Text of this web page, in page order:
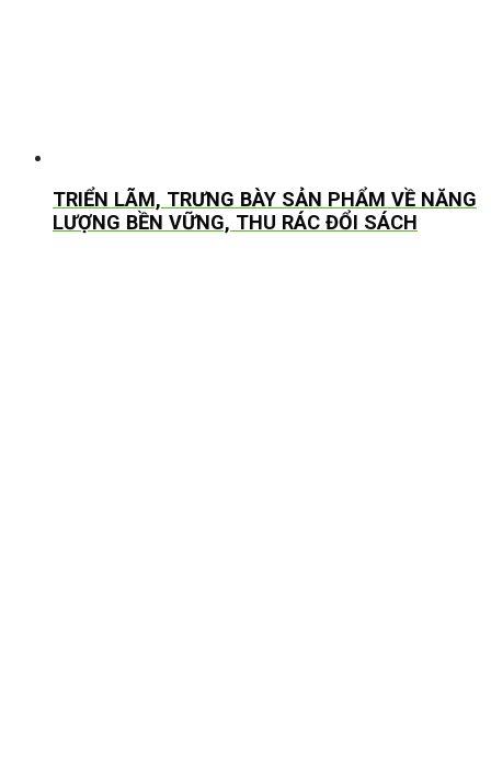
TRIỂN LÃM, TRƯNG BÀY SẢN PHẨM VỀ NĂNG
LƯỢNG BỀN VỮNG, THU RÁC ĐỔI SÁCH